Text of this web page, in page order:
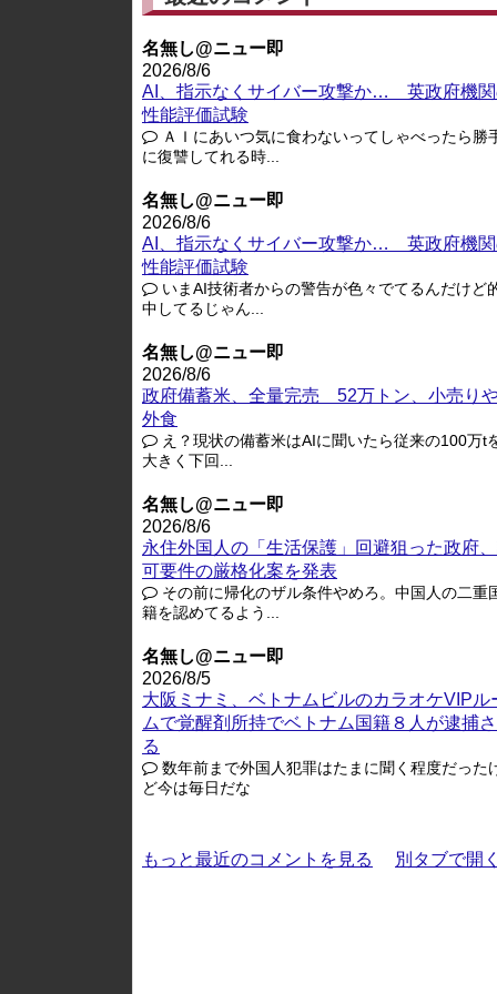
名無し@ニュー即
2026/8/6
AI、指示なくサイバー攻撃か… 英政府機
性能評価試験
ＡＩにあいつ気に食わないってしゃべったら勝
に復讐してれる時...
名無し@ニュー即
2026/8/6
AI、指示なくサイバー攻撃か… 英政府機
性能評価試験
いまAI技術者からの警告が色々でてるんだけど
中してるじゃん...
名無し@ニュー即
2026/8/6
政府備蓄米、全量完売 52万トン、小売り
外食
え？現状の備蓄米はAIに聞いたら従来の100万t
大きく下回...
名無し@ニュー即
2026/8/6
永住外国人の「生活保護」回避狙った政府
可要件の厳格化案を発表
その前に帰化のザル条件やめろ。中国人の二重
籍を認めてるよう...
名無し@ニュー即
2026/8/5
大阪ミナミ、ベトナムビルのカラオケVIPル
ムで覚醒剤所持でベトナム国籍８人が逮捕
る
数年前まで外国人犯罪はたまに聞く程度だった
ど今は毎日だな
もっと最近のコメントを見る 別タブで開く